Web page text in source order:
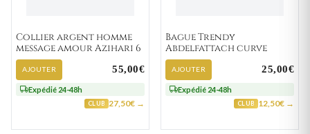
Collier argent homme
message amour Azihari 6
AJOUTER 55,00€
Expédié 24-48h
CLUB 27,50€ →
Bague Trendy
Abdelfattach curve
AJOUTER 25,00€
Expédié 24-48h
CLUB 12,50€ →